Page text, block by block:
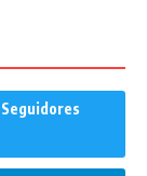
Seguidores